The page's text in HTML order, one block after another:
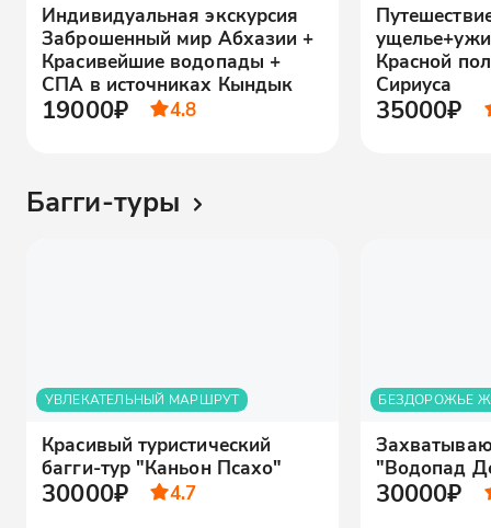
Индивидуальная экскурсия
Заброшенный мир Абхазии +
Красивейшие водопады +
СПА в источниках Кындык
19000₽ 4.8
Красной
Сириуса
35000₽
Багги-туры
УВЛЕКАТЕЛЬНЫЙ МАРШРУТ
Красивый туристический
багги-тур "Каньон Псахо"
30000₽ 4.7
БЕЗДОРОЖЬЕ
"Водопад
30000₽